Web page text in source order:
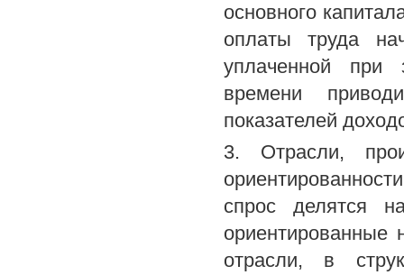
основного
оплаты труда
уплаченной при
времени
показателей
3. Отрасли,
спрос делятся
ориентированные
отрасли, в